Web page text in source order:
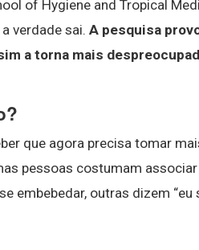
of Hygiene and Tropical
verdade sai. A pesquisa
a torna mais
que agora precisa tomar
pessoas costumam
embebedar, outras dizem